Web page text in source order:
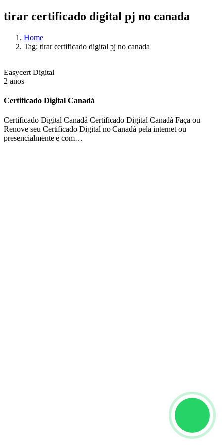
tirar certificado digital pj no canada
Home
Tag: tirar certificado digital pj no canada
Easycert Digital
2 anos
Certificado Digital Canadá
Certificado Digital Canadá Certificado Digital Canadá Faça ou
Renove seu Certificado Digital no Canadá pela internet ou
presencialmente e com…